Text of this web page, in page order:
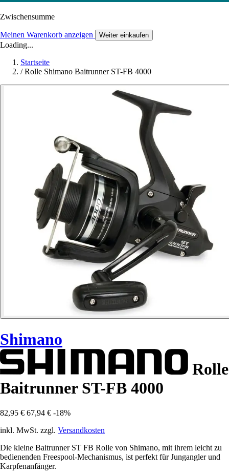
Zwischensumme
Meinen Warenkorb anzeigen Weiter einkaufen
Loading...
Startseite
/ Rolle Shimano Baitrunner ST-FB 4000
Shimano
Rolle
Baitrunner ST-FB 4000
82,95 € 67,94 € -18%
inkl. MwSt. zzgl. Versandkosten
Die kleine Baitrunner ST FB Rolle von Shimano, mit ihrem leicht zu
bedienenden Freespool-Mechanismus, ist perfekt für Jungangler und
Karpfenanfänger.